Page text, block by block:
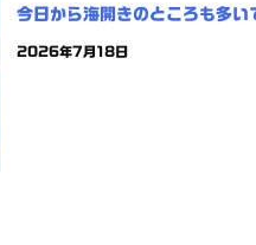
今日から海開きのところも多い
2026年7月18日